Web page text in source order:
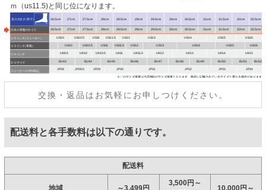
交換・返品はお気軽にお申しつけください。
ｍ（us11.5)と同じ位になります。
配送料と各手数料は以下の通りです。
配送料
地域 ～3,499円
3,500円～
10,000円～